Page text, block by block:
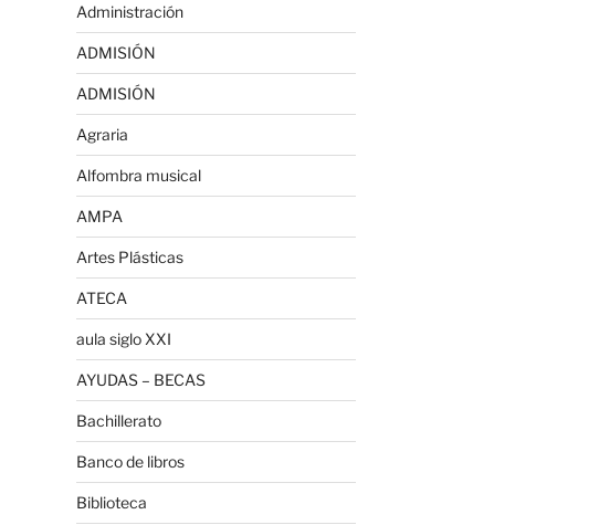
Administración
ADMISIÓN
ADMISIÓN
Agraria
Alfombra musical
AMPA
Artes Plásticas
ATECA
aula siglo XXI
AYUDAS – BECAS
Bachillerato
Banco de libros
Biblioteca